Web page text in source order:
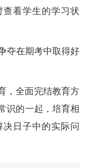
看学生的学习状
夺在期考中取得好
，全面完结教育方
识的一起，培育相
日子中的实际问